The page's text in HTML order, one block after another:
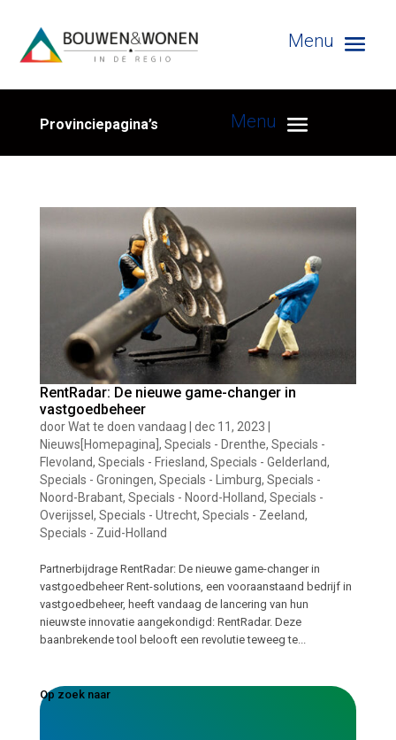
Provinciepagina’s
RentRadar: De nieuwe game-changer in
vastgoedbeheer
doorWat te doen vandaag dec 11, 2023
Nieuws[Homepagina] , Specials - Drenthe, Specials -
Flevoland, Specials - Friesland, Specials - Gelderland,
Specials - Groningen, Specials - Limburg, Specials -
Noord-Brabant, Specials - Noord-Holland, Specials -
Overijssel , Specials - Utrecht, Specials - Zeeland,
Specials - Zuid-Holland
Partnerbijdrage RentRadar: De nieuwe game-changer in
vastgoedbeheer Rent-solutions, een vooraanstaand bedrijf in
vastgoedbeheer, heeft vandaag de lancering van hun
nieuwste innovatie aangekondigd: RentRadar. Deze
baanbrekende tool belooft een revolutie teweeg te...
Op zoek naar